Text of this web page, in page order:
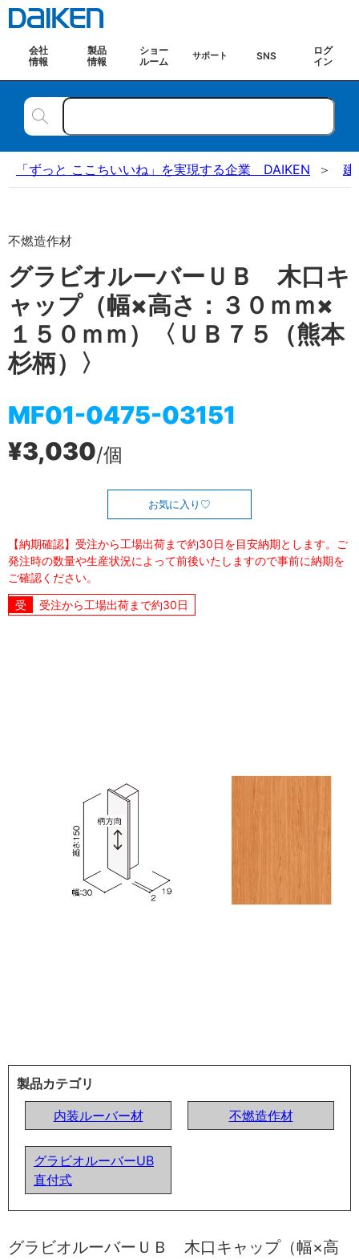
会社
情報
製品
情報
ショー
ルーム
サポート SNS
ログ
イン
「ずっと ここちいいね」を実現する企業 DAIKEN 建
不燃造作材
グラビオルーバーＵＢ 木口キ
ャップ（幅×高さ：３０ｍｍ×
１５０ｍｍ）〈ＵＢ７５（熊本
杉柄）〉
MF01-0475-03151
¥3,030/個
お気に入り
【納期確認】受注から工場出荷まで約30日を目安納期とします。ご
発注時の数量や生産状況によって前後いたしますので事前に納期を
ご確認ください。
受注から工場出荷まで約30日
製品カテゴリ
内装ルーバー材
不燃造作材
グラビオルーバーUB
直付式
グラビオルーバーＵＢ 木口キャップ（幅×高